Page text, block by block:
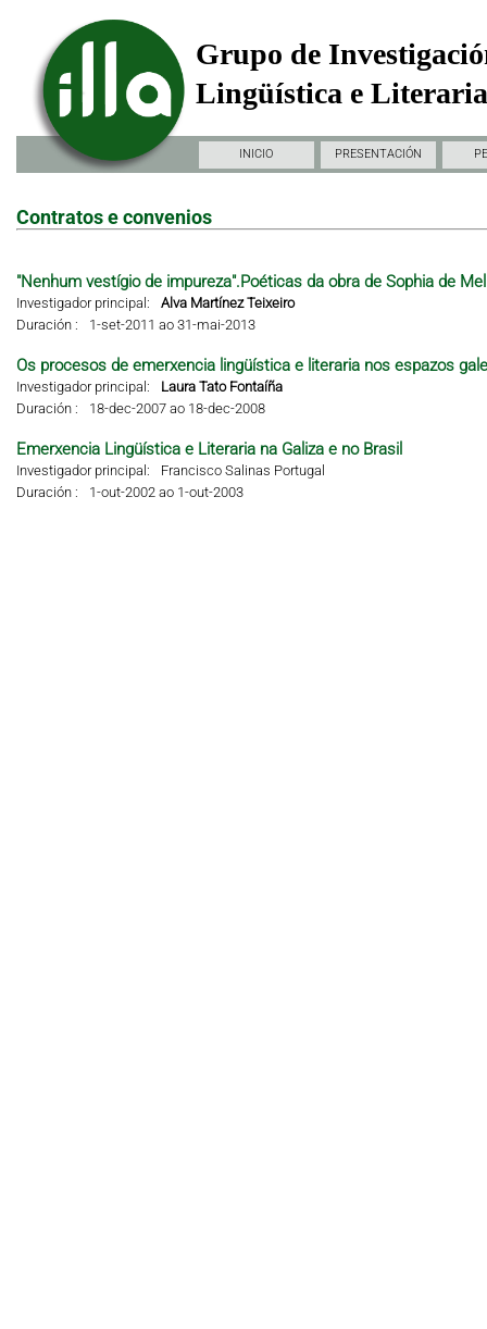
Grupo de
Lingüística e
INICIO PRESENTACIÓN
Contratos e convenios
"Nenhum vestígio de impureza".Poéticas da obra de Sophia de
Investigador principal:
Alva Martínez Teixeiro
Duración :
1-set-2011 ao 31-mai-2013
Os procesos de emerxencia lingüística e literaria nos espazos
Investigador principal:
Laura Tato Fontaíña
Duración :
18-dec-2007 ao 18-dec-2008
Emerxencia Lingüística e Literaria na Galiza e no Brasil
Investigador principal:
Francisco Salinas Portugal
Duración :
1-out-2002 ao 1-out-2003